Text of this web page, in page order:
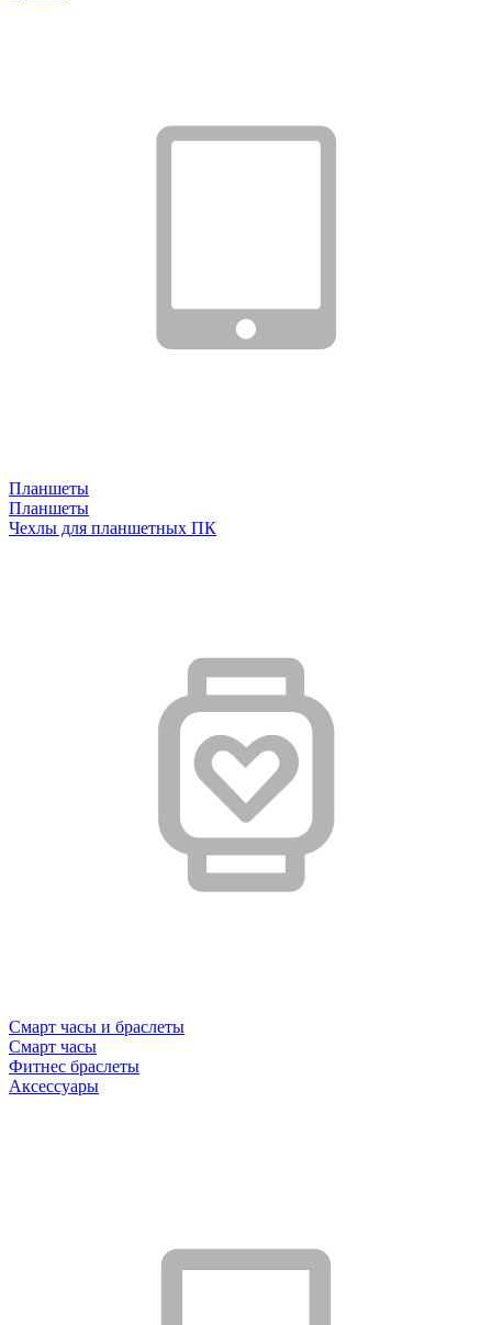
Планшеты
Планшеты
Чехлы для планшетных ПК
Смарт часы и браслеты
Смарт часы
Фитнес браслеты
Аксессуары